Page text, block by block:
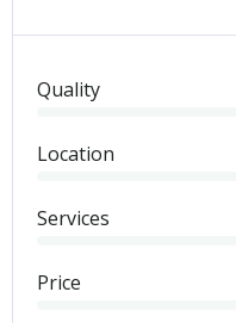
Quality
Location
Services
Price